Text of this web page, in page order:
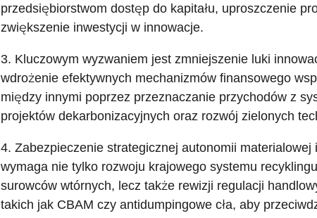
przedsiębiorstwom dostęp do kapitału, uproszczenie
zwiększenie inwestycji w innowacje.
3. Kluczowym wyzwaniem jest zmniejszenie luki
wdrożenie efektywnych mechanizmów finansowego
między innymi poprzez przeznaczanie przychodów z
projektów dekarbonizacyjnych oraz rozwój zielonych
4. Zabezpieczenie strategicznej autonomii
wymaga nie tylko rozwoju krajowego systemu
surowców wtórnych, lecz także rewizji regulacji
takich jak CBAM czy antidumpingowe cła, aby